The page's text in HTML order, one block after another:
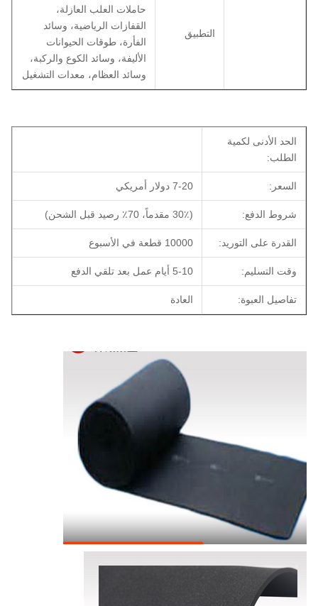
التطبيق
حاملات العلب العازلة،
القفازات الرياضية، وسائد
الفأرة، طوقات الحيوانات
الأليفة، وسائد الكوع والركبة،
وسائد العظام، معدات التشغيل
الحد الأدنى لكمية
الطلب:
السعر: 7-20 دولار أمريكي
شروط الدفع: (30٪ مقدماً، 70٪ رصيد قبل الشحن)
القدرة على التوريد: 10000 قطعة في الأسبوع
وقت التسليم: 5-10 أيام عمل بعد تلقي الدفع
تفاصيل العبوة: العادة